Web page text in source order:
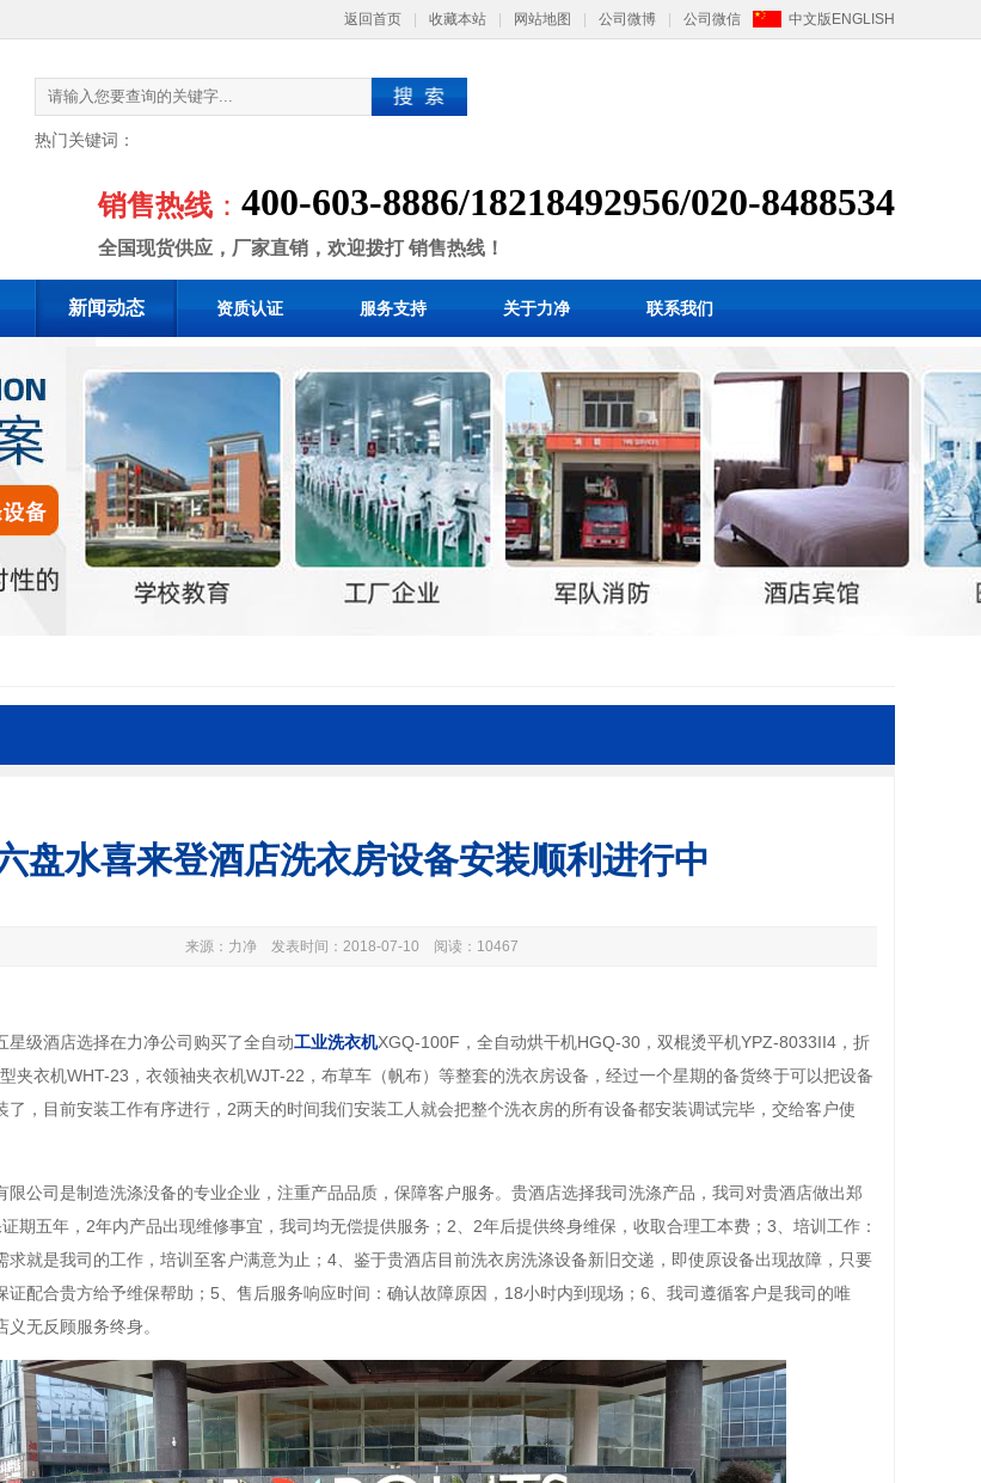
返回首页 收藏本站 网站地图 公司微博 公司微信 中文版 ENGLISH
热门关键词：
销售热线 ： 400-603-8886/18218492956/020-8488534
全国现货供应，厂家直销，欢迎拨打 销售热线！
新闻动态 资质认证 服务支持 关于力净 联系我们
盘水喜来登酒店洗衣房设备安装顺利进行中
来源：力净 发表时间：2018-07-10 阅读：10467
星级酒店选择在力净公司购买了全自动工业洗衣机XGQ-100F，全自动烘干机HGQ-30，双棍烫平机YPZ-8033II4，折
夹衣机WHT-23，衣领袖夹衣机WJT-22，布草车（帆布）等整套的洗衣房设备，经过一个星期的备货终于可以把设备
了，目前安装工作有序进行，2两天的时间我们安装工人就会把整个洗衣房的所有设备都安装调试完毕，交给客户使
限公司是制造洗涤没备的专业企业，注重产品品质，保障客户服务。贵酒店选择我司洗涤产品，我司对贵酒店做出郑
期五年，2年内产品出现维修事宜，我司均无偿提供服务；2、2年后提供终身维保，收取合理工本费；3、培训工作：
求就是我司的工作，培训至客户满意为止；4、鉴于贵酒店目前洗衣房洗涤设备新旧交递，即使原设备出现故障，只要
证配合贵方给予维保帮助；5、售后服务响应时间：确认故障原因，18小时内到现场；6、我司遵循客户是我司的唯
无反顾服务终身。